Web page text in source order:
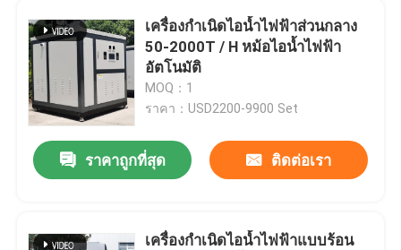
เครื่องกำเนิดไอน้ำไฟฟ้าส่วนกลาง
50-2000T / H หม้อไอน้ำไฟฟ้า
อัตโนมัติ
MOQ：1
ราคา：USD2200-9900 Set
ราคาถูกที่สุด ติดต่อเรา
เครื่องกำเนิดไอน้ำไฟฟ้าแบบร้อน